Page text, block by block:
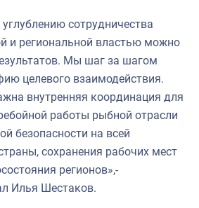
сотрудничества
и региональной властью можно
Мы шаг за шагом
целевого взаимодействия.
внутренняя координация для
работы рыбной отрасли
безопасности на всей
сохранения рабочих мест
регионов»,-
Илья Шестаков.